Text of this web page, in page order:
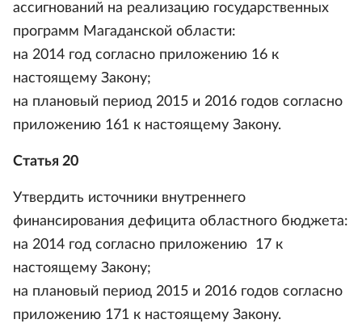
ассигнований на реализацию государственных
программ Магаданской области:
на 2014 год согласно приложению 16 к
настоящему Закону;
на плановый период 2015 и 2016 годов согласно
приложению 161 к настоящему Закону.
Статья 20
Утвердить источники внутреннего
финансирования дефицита областного бюджета:
на 2014 год согласно приложению 17 к
настоящему Закону;
на плановый период 2015 и 2016 годов согласно
приложению 171 к настоящему Закону.